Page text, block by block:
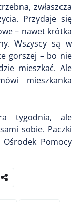
zwłaszcza
Przydaje się
– nawet krótka
Wszyscy są w
gorszej – bo nie
mieszkać. Ale
mieszkanka
tygodnia, ale
sobie. Paczki
Pomocy